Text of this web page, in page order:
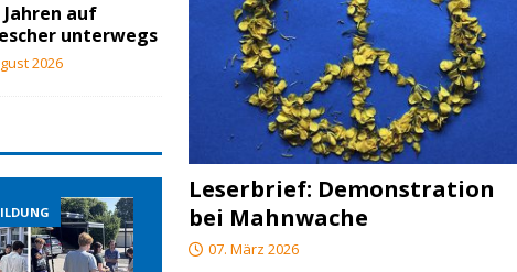
Jahren auf
unterwegs
2026
JUGEND/BILDUNG
Leserbrief: Demonstration
bei Mahnwache
07. März 2026